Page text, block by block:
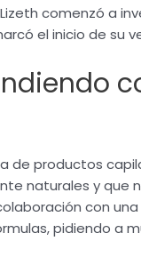
comenzó a
el inicio de su
de productos
naturales y que
con
pidiendo a